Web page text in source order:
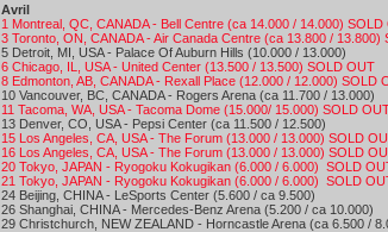
Avril
1 Montreal, QC, CANADA - Bell Centre (ca 14.000 / 14.000) SOLD
3 Toronto, ON, CANADA - Air Canada Centre (ca 13.800 / 13.800)
5 Detroit, MI, USA - Palace Of Auburn Hills (10.000 / 13.000)
6 Chicago, IL, USA - United Center (13.500 / 13.500) SOLD OUT
8 Edmonton, AB, CANADA - Rexall Place (12.000 / 12.000) SOLD
10 Vancouver, BC, CANADA - Rogers Arena (ca 11.700 / 13.000)
11 Tacoma, WA, USA - Tacoma Dome (15.000/ 15.000) SOLD
13 Denver, CO, USA - Pepsi Center (ca 11.500 / 12.500)
15 Los Angeles, CA, USA - The Forum (13.000 / 13.000) SOLD
16 Los Angeles, CA, USA - The Forum (13.000 / 13.000) SOLD
20 Tokyo, JAPAN - Ryogoku Kokugikan (6.000 / 6.000) SOLD
21 Tokyo, JAPAN - Ryogoku Kokugikan (6.000 / 6.000) SOLD
24 Beijing, CHINA - LeSports Center (5.600 / ca 9.500)
26 Shanghai, CHINA - Mercedes-Benz Arena (5.200 / ca 10.000)
29 Christchurch, NEW ZEALAND - Horncastle Arena (ca 6.500 /